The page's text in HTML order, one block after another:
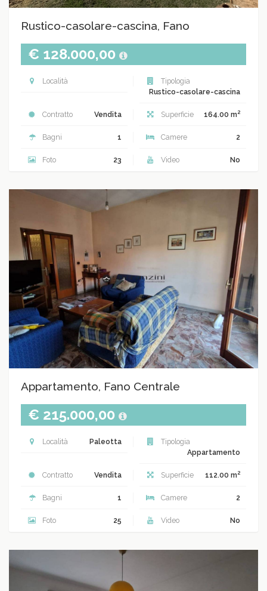
Rustico-casolare-cascina, Fano
€ 128.000,00
Località
Tipologia
Rustico-casolare-cascina
Contratto Vendita Superficie 164.00 m2
Bagni 1 Camere 2
Foto 23 Video No
Appartamento, Fano Centrale
€ 215.000,00
Località Paleotta
Tipologia
Appartamento
Contratto Vendita Superficie 112.00 m2
Bagni 1 Camere 2
Foto 25 Video No